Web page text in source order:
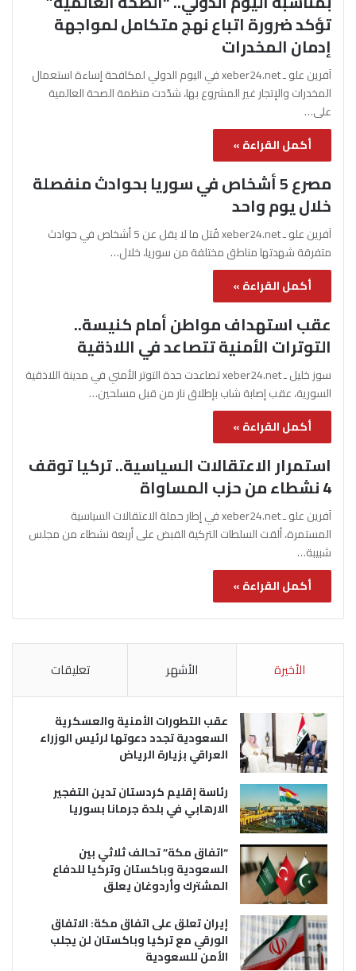
تؤكد ضرورة اتباع نهج متكامل لمواجهة
إدمان المخدرات
آفرين علو ـ xeber24.net في اليوم الدولي لمكافحة إساءة استعمال
المخدرات والإتجار غير المشروع بها، شدّدت منظمة الصحة العالمية
على…
أكمل القراءة »
مصرع 5 أشخاص في سوريا بحوادث منفصلة
خلال يوم واحد
آفرين علو ـ xeber24.net قُتل ما لا يقل عن 5 أشخاص في حوادث
متفرقة شهدتها مناطق مختلفة من سوريا، خلال…
أكمل القراءة »
عقب استهداف مواطن أمام كنيسة..
التوترات الأمنية تتصاعد في اللاذقية
سوز خليل ـ xeber24.net تصاعدت حدة التوتر الأمني في مدينة اللاذقية
السورية، عقب إصابة شاب بإطلاق نار من قبل مسلحين…
أكمل القراءة »
استمرار الاعتقالات السياسية.. تركيا توقف
4 نشطاء من حزب المساواة
آفرين علو ـ xeber24.net في إطار حملة الاعتقالات السياسية
المستمرة، ألقت السلطات التركية القبض على أربعة نشطاء من مجلس
شبيبة…
أكمل القراءة »
الأخيرة الأشهر تعليقات
عقب التطورات الأمنية والعسكرية
السعودية تجدد دعوتها لرئيس الوزراء
العراقي بزيارة الرياض
رئاسة إقليم كردستان تدين التفجير
الارهابي في بلدة جرمانا بسوريا
“اتفاق مكة” تحالف ثلاثي بين
السعودية وباكستان وتركيا للدفاع
المشترك وأردوغان يعلق
إيران تعلق على اتفاق مكة: الاتفاق
الورقي مع تركيا وباكستان لن يجلب
الأمن للسعودية